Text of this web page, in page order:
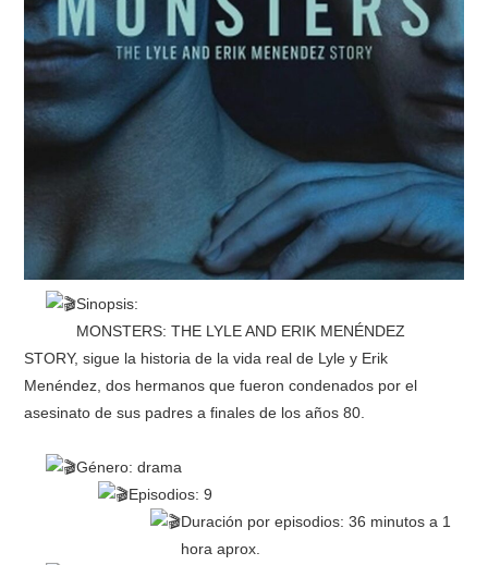
Sinopsis:
MONSTERS: THE LYLE AND ERIK MENÉNDEZ
STORY, sigue la historia de la vida real de Lyle y Erik
Menéndez, dos hermanos que fueron condenados por el
asesinato de sus padres a finales de los años 80.
Género: drama
Episodios: 9
Duración por episodios: 36 minutos a 1
hora aprox.